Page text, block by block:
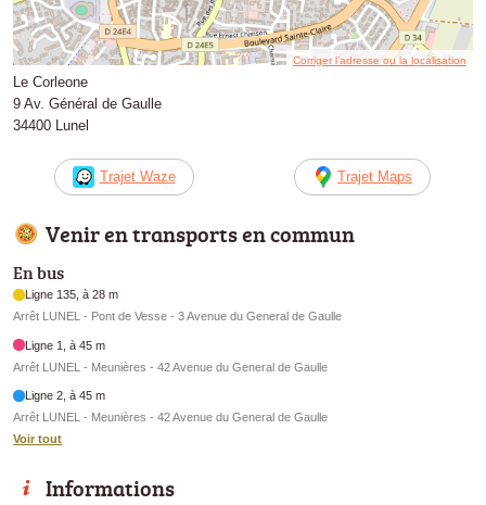
Corriger l’adresse ou la localisation
Le Corleone
9 Av. Général de Gaulle
34400 Lunel
Trajet Waze Trajet Maps
Venir en transports en commun
En bus
Ligne 135, à 28 m
Arrêt LUNEL - Pont de Vesse - 3 Avenue du General de Gaulle
Ligne 1, à 45 m
Arrêt LUNEL - Meunières - 42 Avenue du General de Gaulle
Ligne 2, à 45 m
Arrêt LUNEL - Meunières - 42 Avenue du General de Gaulle
Voir tout
Informations